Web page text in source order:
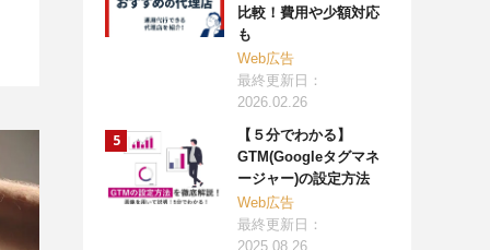
比較！費用や少額対応
も
Web広告
最終更新日：
2026.02.26
【５分でわかる】
GTM(Googleタグマネ
ージャー)の設定方法
Web広告
最終更新日：
2025.08.26